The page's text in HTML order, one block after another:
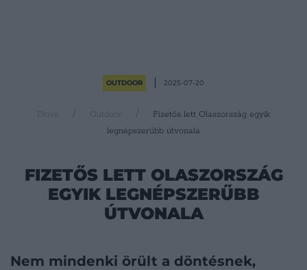
OUTDOOR 2025-07-20
Drive Outdoor
Fizetős lett Olaszország egyik
legnépszerűbb útvonala
FIZETŐS LETT OLASZORSZÁG
EGYIK LEGNÉPSZERŰBB
ÚTVONALA
Nem mindenki örült a döntésnek,